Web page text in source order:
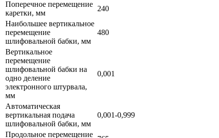
Поперечное перемещение
каретки, мм
240
Наибольшее вертикальное
перемещение
шлифовальной бабки, мм
480
Вертикальное
перемещение
шлифовальной бабки на
одно деление
электронного штурвала,
мм
0,001
Автоматическая
вертикальная подача
шлифовальной бабки, мм
0,001-0,999
Продольное перемещение